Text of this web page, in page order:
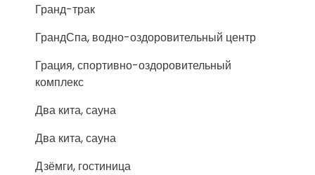
Гранд-трак
ГрандСпа, водно-оздоровительный центр
Грация, спортивно-оздоровительный
комплекс
Два кита, сауна
Два кита, сауна
Дзёмги, гостиница